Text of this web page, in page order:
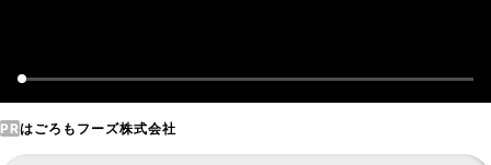
PRはごろもフーズ株式会社